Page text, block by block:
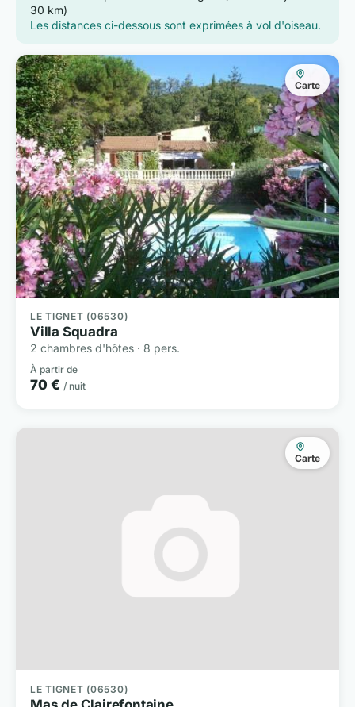
30 km)
Les distances ci-dessous sont exprimées à vol d'oiseau.
Carte
LE TIGNET (06530)
Villa Squadra
2 chambres d'hôtes · 8 pers.
À partir de
70 € / nuit
Carte
LE TIGNET (06530)